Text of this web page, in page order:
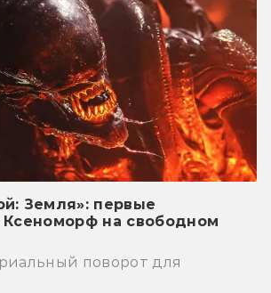
Земля»: первые
Ксеноморф на свободном
поворот для